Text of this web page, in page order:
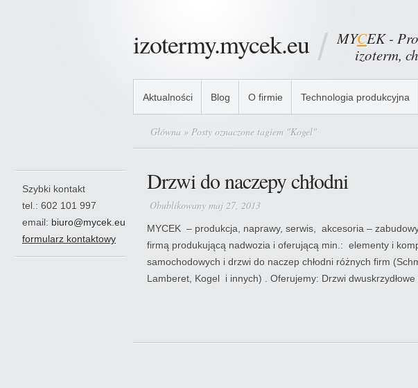
Szybki kontakt
tel.: 602 101 997
email: biuro@mycek.eu
formularz kontaktowy
izotermy.mycek.eu MYCEK -
izoterm,
Aktualności Blog O firmie Technologia produkcyjna
Główna » Posty oznaczone tagiem "Kogel"
Drzwi do naczepy chłodni
Obublikowany maj 27, 2013
MYCEK – produkcja, naprawy, serwis, akcesoria –
firmą produkującą nadwozia i oferującą min.: elementy i
samochodowych i drzwi do naczep chłodni różnych firm
Lamberet, Kogel i innych) . Oferujemy: Drzwi dwuskrzydłowe